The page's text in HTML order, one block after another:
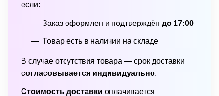
если:
Заказ оформлен и подтверждён до 17:00
Товар есть в наличии на складе
В случае отсутствия товара — срок доставки
согласовывается индивидуально.
Стоимость доставки оплачивается